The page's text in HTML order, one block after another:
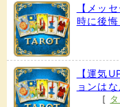
【メッ
時に後
【運気
ョンは
[